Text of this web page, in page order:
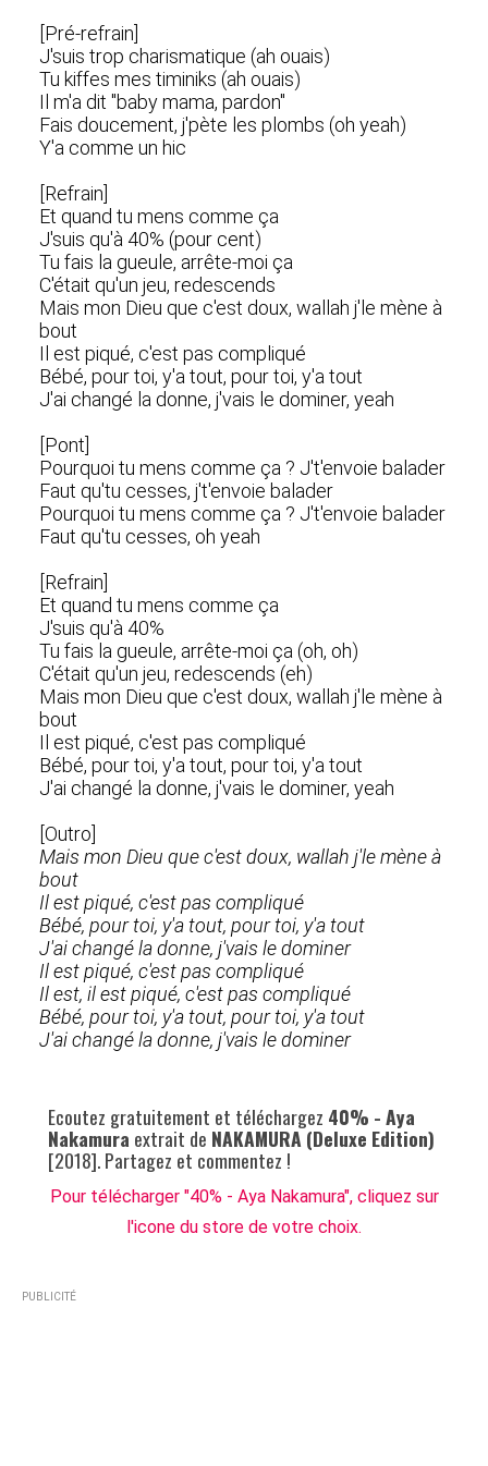
[Pré-refrain]
J'suis trop charismatique (ah ouais)
Tu kiffes mes timiniks (ah ouais)
Il m'a dit "baby mama, pardon"
Fais doucement, j'pète les plombs (oh yeah)
Y'a comme un hic
[Refrain]
Et quand tu mens comme ça
J'suis qu'à 40% (pour cent)
Tu fais la gueule, arrête-moi ça
C'était qu'un jeu, redescends
Mais mon Dieu que c'est doux, wallah j'le mène à
bout
Il est piqué, c'est pas compliqué
Bébé, pour toi, y'a tout, pour toi, y'a tout
J'ai changé la donne, j'vais le dominer, yeah
[Pont]
Pourquoi tu mens comme ça ? J't'envoie balader
Faut qu'tu cesses, j't'envoie balader
Pourquoi tu mens comme ça ? J't'envoie balader
Faut qu'tu cesses, oh yeah
[Refrain]
Et quand tu mens comme ça
J'suis qu'à 40%
Tu fais la gueule, arrête-moi ça (oh, oh)
C'était qu'un jeu, redescends (eh)
Mais mon Dieu que c'est doux, wallah j'le mène à
bout
Il est piqué, c'est pas compliqué
Bébé, pour toi, y'a tout, pour toi, y'a tout
J'ai changé la donne, j'vais le dominer, yeah
[Outro]
Mais mon Dieu que c'est doux, wallah j'le mène à
bout
Il est piqué, c'est pas compliqué
Bébé, pour toi, y'a tout, pour toi, y'a tout
J'ai changé la donne, j'vais le dominer
Il est piqué, c'est pas compliqué
Il est, il est piqué, c'est pas compliqué
Bébé, pour toi, y'a tout, pour toi, y'a tout
J'ai changé la donne, j'vais le dominer
Ecoutez gratuitement et téléchargez 40% - Aya
Nakamura extrait de NAKAMURA (Deluxe Edition)
[2018]. Partagez et commentez !
Pour télécharger "40% - Aya Nakamura", cliquez sur
l'icone du store de votre choix.
PUBLICITÉ